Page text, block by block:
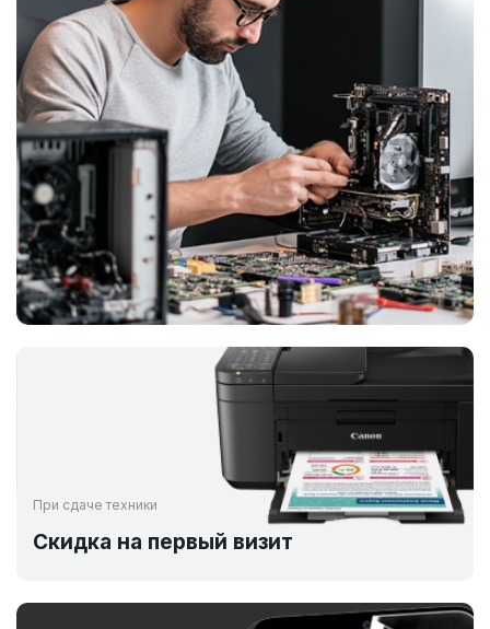
При сдаче техники
Скидка на первый визит